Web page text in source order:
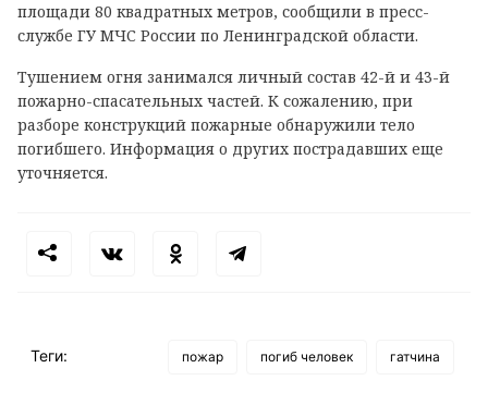
площади 80 квадратных метров, сообщили в пресс-
службе ГУ МЧС России по Ленинградской области.
Тушением огня занимался личный состав 42-й и 43-й
пожарно-спасательных частей. К сожалению, при
разборе конструкций пожарные обнаружили тело
погибшего. Информация о других пострадавших еще
уточняется.
Теги: пожар погиб человек гатчина